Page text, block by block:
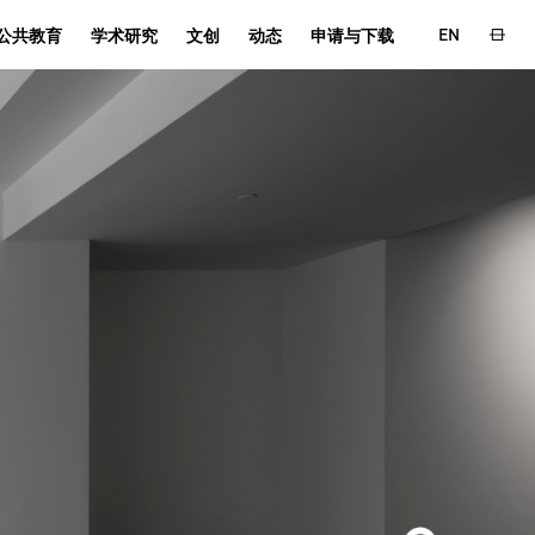
共教育 学术研究 文创 动态 申请与下载 EN